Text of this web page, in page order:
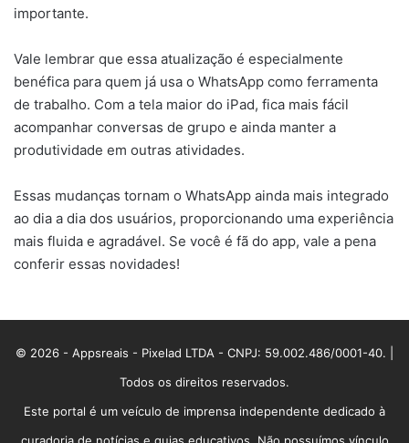
importante.
Vale lembrar que essa atualização é especialmente
benéfica para quem já usa o WhatsApp como ferramenta
de trabalho. Com a tela maior do iPad, fica mais fácil
acompanhar conversas de grupo e ainda manter a
produtividade em outras atividades.
Essas mudanças tornam o WhatsApp ainda mais integrado
ao dia a dia dos usuários, proporcionando uma experiência
mais fluida e agradável. Se você é fã do app, vale a pena
conferir essas novidades!
© 2026 - Appsreais - Pixelad LTDA - CNPJ: 59.002.486/0001-40. |
Todos os direitos reservados.
Este portal é um veículo de imprensa independente dedicado à
curadoria de notícias e guias educativos. Não possuímos vínculo